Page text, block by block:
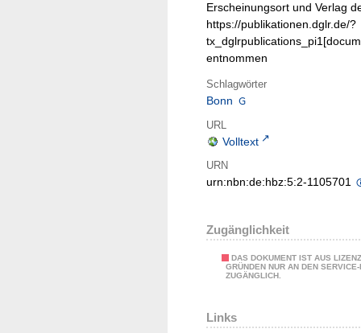
Erscheinungsort und Verlag
https://publikationen.dglr.de/?
entnommen
Schlagwörter
Bonn
URL
Volltext
URN
urn:nbn:de:hbz:5:2-1105701
Zugänglichkeit
DAS DOKUMENT IST AUS
GRÜNDEN NUR AN DEN
ZUGÄNGLICH.
Links